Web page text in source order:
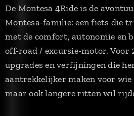
De Montesa 4Ride is de
Montesa-familie: een fiets die
met de comfort, autonomie en
off-road / excursie-motor. Voor
upgrades en verfijningen die
aantrekkelijker maken voor wie
maar ook langere ritten wil